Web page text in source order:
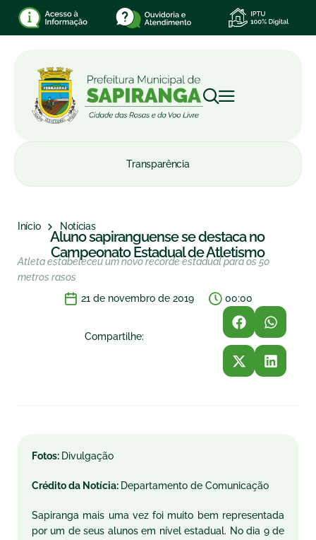
Transparência
Início Notícias
Aluno sapiranguense se destaca no
Campeonato Estadual de Atletismo
Atleta estabeleceu um novo recorde estadual para os 50
metros rasos
21 de novembro de 2019
00:00
Compartilhe:
Fotos: Divulgação
Crédito da Notícia: Departamento de Comunicação
Sapiranga mais uma vez foi muito bem representada
por um de seus alunos em nível estadual. No dia 9 de